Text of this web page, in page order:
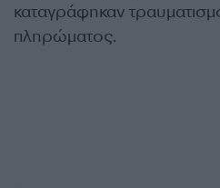
καταγράφηκαν
πληρώματος.